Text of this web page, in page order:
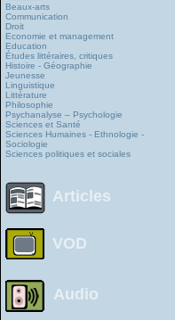
Beaux-arts
Communication
Droit
Economie et management
Education
Études littéraires, critiques
Histoire - Géographie
Jeunesse
Linguistique
Littérature
Philosophie
Psychanalyse – Psychologie
Sciences et Santé
Sciences Humaines - Ethnologie -
Sociologie
Sciences politiques et sociales
Articles
VOD
Audio